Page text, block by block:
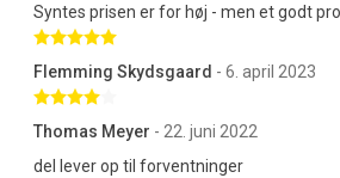
Syntes prisen er for høj - men et godt
Betygsatt 5 av 5 stjärnor
Flemming Skydsgaard - 6. april 2023
Thomas Meyer - 22. juni 2022
del lever op til forventninger